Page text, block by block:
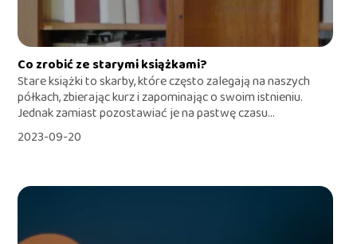
Co zrobić ze starymi książkami?
Stare książki to skarby, które często zalegają na naszych
półkach, zbierając kurz i zapominając o swoim istnieniu.
Jednak zamiast pozostawiać je na pastwę czasu...
2023-09-20